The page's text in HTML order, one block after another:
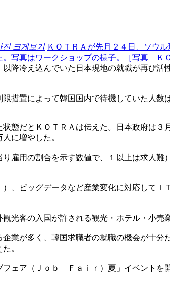
진 크게보기 ＫＯＴＲＡが先月２４日、ソウ
写真はワークショップの様子。［写真 Ｋ
降冷え込んでいた日本現地の就職が再び
措置によって韓国国内で待機していた人数
態だとＫＯＴＲＡは伝えた。日本政府は
に増やした。
雇用の割合を示す数値で、１以上は求人
、ビッグデータなど産業変化に対応して
光客の入国が許される観光・ホテル・小売
業が多く、韓国求職者の就職の機会が十
。
ェア（Ｊｏｂ Ｆａｉｒ）夏」イベントを